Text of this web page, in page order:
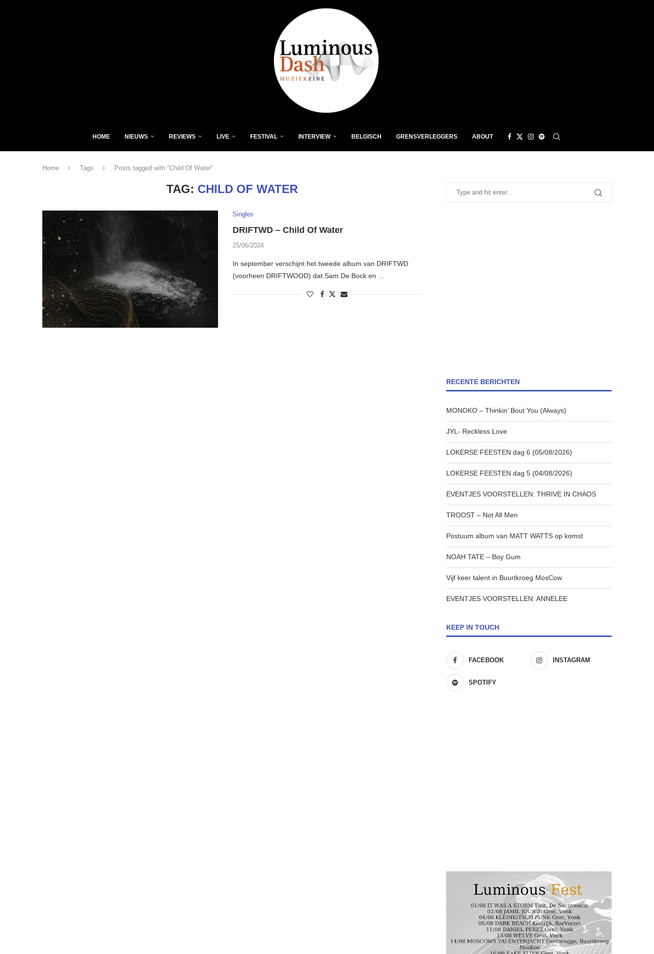
HOME NIEUWS REVIEWS LIVE FESTIVAL INTERVIEW BELGISCH GRENSVERLEGGERS ABOUT
Home Tags Posts tagged with "Child Of Water"
TAG: CHILD OF WATER
Singles
DRIFTWD – Child Of Water
25/06/2024
In september verschijnt het tweede album van DRIFTWD
(voorheen DRIFTWOOD) dat Sam De Bock en …
RECENTE BERICHTEN
MONOKO – Thinkin’ Bout You (Always)
JYL- Reckless Love
LOKERSE FEESTEN dag 6 (05/08/2026)
LOKERSE FEESTEN dag 5 (04/08/2026)
EVENTJES VOORSTELLEN: THRIVE IN CHAOS
TROOST – Not All Men
Postuum album van MATT WATTS op komst
NOAH TATE – Boy Gum
Vijf keer talent in Buurtkroeg MosCow
EVENTJES VOORSTELLEN: ANNELEE
KEEP IN TOUCH
FACEBOOK INSTAGRAM
SPOTIFY